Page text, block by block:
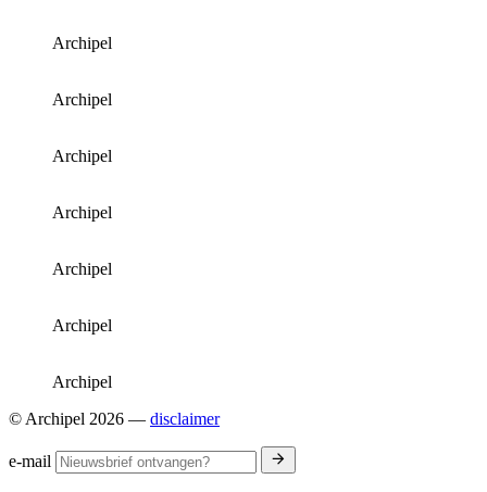
Archipel
Archipel
Archipel
Archipel
Archipel
Archipel
Archipel
© Archipel 2026 — disclaimer
e-mail